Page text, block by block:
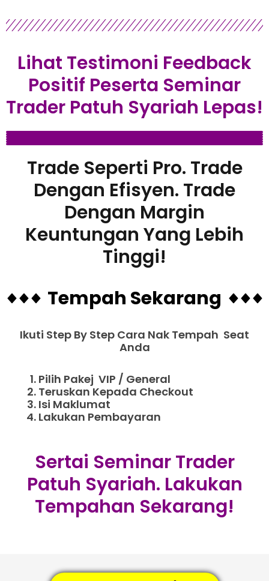
Lihat Testimoni Feedback
Positif Peserta Seminar
Trader Patuh Syariah Lepas!
Trade Seperti Pro. Trade
Dengan Efisyen. Trade
Dengan Margin
Keuntungan Yang Lebih
Tinggi!
Tempah Sekarang
Ikuti Step By Step Cara Nak Tempah Seat
Anda
Pilih Pakej VIP / General
Teruskan Kepada Checkout
Isi Maklumat
Lakukan Pembayaran
Sertai Seminar Trader
Patuh Syariah. Lakukan
Tempahan Sekarang!